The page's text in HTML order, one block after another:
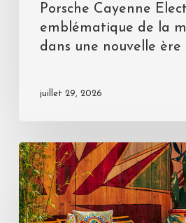
Porsche Cayenne
emblématique de la
dans une nouvelle ère
juillet 29, 2026